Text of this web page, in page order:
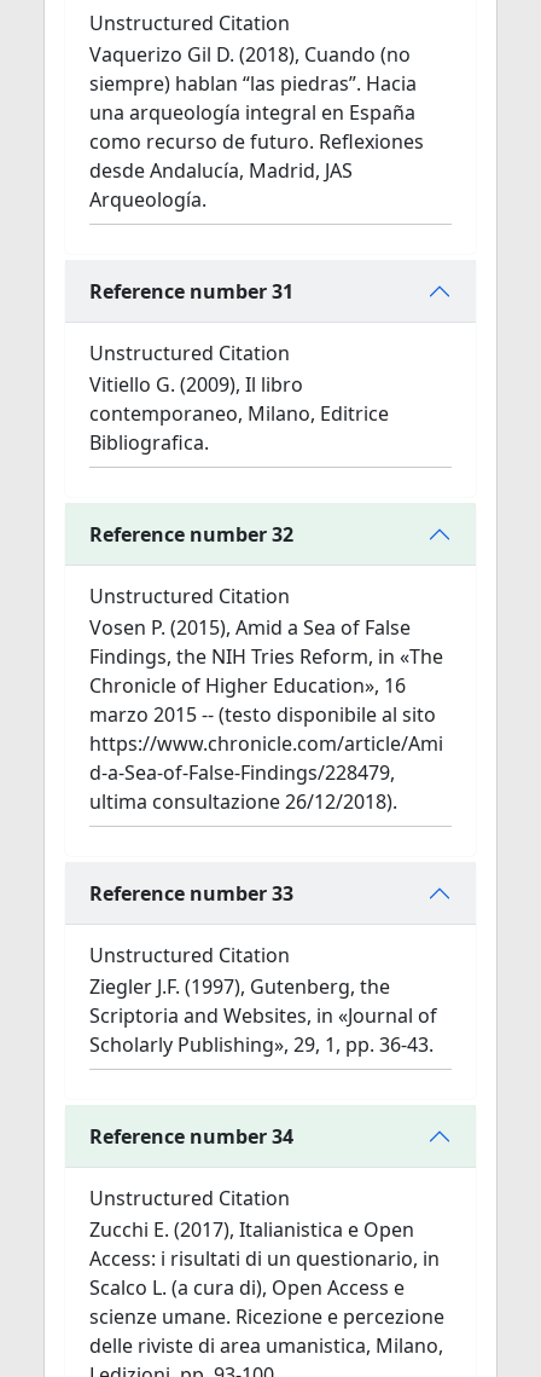
Unstructured Citation
Vaquerizo Gil D. (2018), Cuando (no
siempre) hablan “las piedras”. Hacia
una arqueología integral en España
como recurso de futuro. Reflexiones
desde Andalucía, Madrid, JAS
Arqueología.
Reference number 31
Unstructured Citation
Vitiello G. (2009), Il libro
contemporaneo, Milano, Editrice
Bibliografica.
Reference number 32
Unstructured Citation
Vosen P. (2015), Amid a Sea of False
Findings, the NIH Tries Reform, in «The
Chronicle of Higher Education», 16
marzo 2015 -- (testo disponibile al sito
https://www.chronicle.com/article/Ami
d-a-Sea-of-False-Findings/228479,
ultima consultazione 26/12/2018).
Reference number 33
Unstructured Citation
Ziegler J.F. (1997), Gutenberg, the
Scriptoria and Websites, in «Journal of
Scholarly Publishing», 29, 1, pp. 36-43.
Reference number 34
Unstructured Citation
Zucchi E. (2017), Italianistica e Open
Access: i risultati di un questionario, in
Scalco L. (a cura di), Open Access e
scienze umane. Ricezione e percezione
delle riviste di area umanistica, Milano,